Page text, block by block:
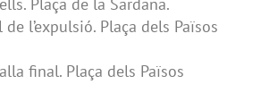
de l’expulsió. Plaça dels Països
final. Plaça dels Països